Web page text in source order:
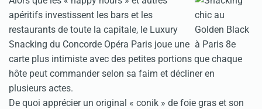
apéritifs investissent les bars et les
restaurants de toute la capitale, le Luxury
Snacking du Concorde Opéra Paris joue une
carte plus intimiste avec des petites portions que chaque
hôte peut commander selon sa faim et décliner en
plusieurs actes.
De quoi apprécier un original « conik » de foie gras et son